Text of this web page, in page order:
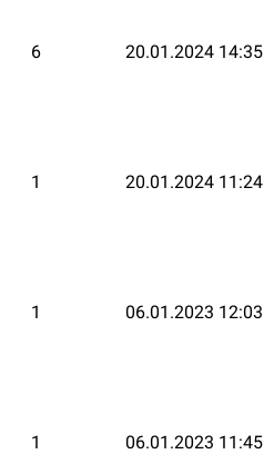
6 20.01.2024 14:35
1 20.01.2024 11:24
1 06.01.2023 12:03
1 06.01.2023 11:45